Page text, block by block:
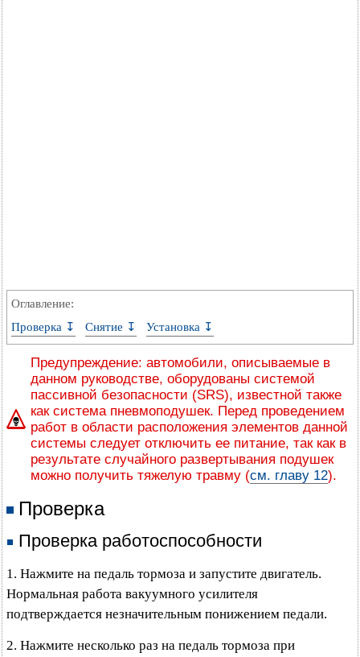
Оглавление:
Проверка ↧
Снятие ↧ Установка ↧
Предупреждение: автомобили, описываемые в
данном руководстве, оборудованы системой
пассивной безопасности (SRS), известной также
как система пневмоподушек. Перед проведением
работ в области расположения элементов данной
системы следует отключить ее питание, так как в
результате случайного развертывания подушек
можно получить тяжелую травму (см. главу 12).
Проверка
Проверка работоспособности
1. Нажмите на педаль тормоза и запустите двигатель.
Нормальная работа вакуумного усилителя
подтверждается незначительным понижением педали.
2. Нажмите несколько раз на педаль тормоза при